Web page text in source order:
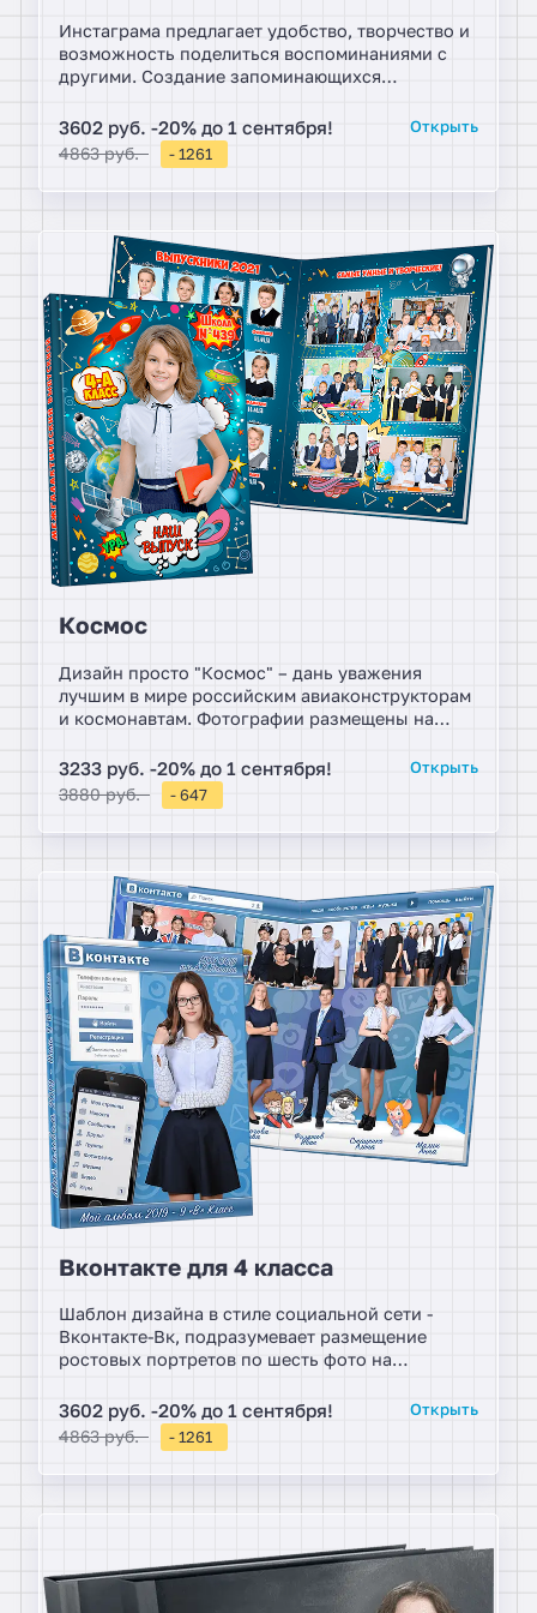
Инстаграма предлагает удобство, творчество и
возможность поделиться воспоминаниями с
другими. Создание запоминающихся
"жизни". Идеальный выбор для моментов
жизни.
3602 руб. -20% до 1 сентября!
4863 руб. - 1261
Открыть
Космос
Дизайн просто "Космос" – дань уважения
лучшим в мире российским авиаконструкторам
и космонавтам. Фотографии размещены на
видны планеты и созвездия, кометы и
метеориты. О ракетах и космонавтах
рассказывала детям любимый первый учитель.
3233 руб. -20% до 1 сентября!
3880 руб. - 647
Открыть
Вконтакте для 4 класса
Шаблон дизайна в стиле социальной сети -
Вконтакте-Вк, подразумевает размещение
ростовых портретов по шесть фото на
необходимое число разворотов для
формирования подходящего бюджета классу.
3602 руб. -20% до 1 сентября!
4863 руб. - 1261
Открыть